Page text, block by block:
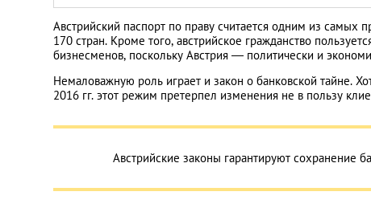
Польша
Португалия
Россия
Австрийский паспорт по праву считается одним из
170 стран. Кроме того, австрийское гражданство
бизнесменов, поскольку Австрия — политически и
Немаловажную роль играет и закон о банковской тайне.
2016 гг. этот режим претерпел изменения не в пользу
Австрийские законы гарантируют сохранение